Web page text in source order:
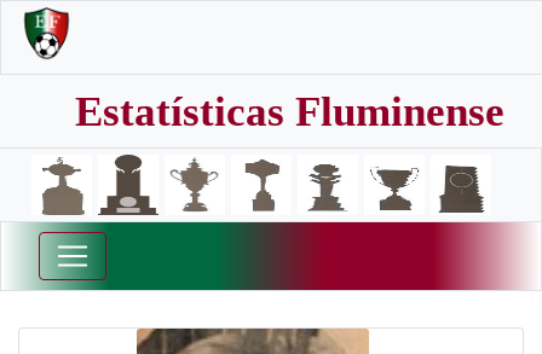
Estatísticas Fluminense